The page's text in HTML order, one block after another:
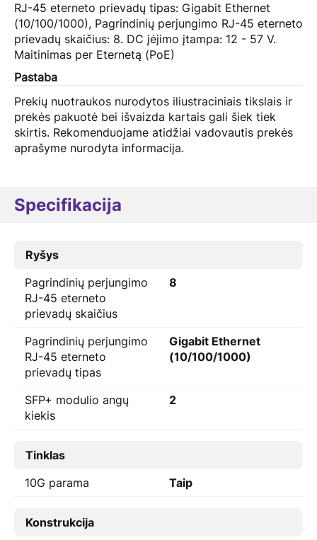
RJ-45 eterneto prievadų tipas: Gigabit Ethernet
(10/100/1000), Pagrindinių perjungimo RJ-45 eterneto
prievadų skaičius: 8. DC įėjimo įtampa: 12 - 57 V.
Maitinimas per Eternetą (PoE)
Pastaba
Prekių nuotraukos nurodytos iliustraciniais tikslais ir
prekės pakuotė bei išvaizda kartais gali šiek tiek
skirtis. Rekomenduojame atidžiai vadovautis prekės
aprašyme nurodyta informacija.
Specifikacija
Ryšys
Pagrindinių perjungimo
RJ-45 eterneto
prievadų skaičius
8
Pagrindinių perjungimo
RJ-45 eterneto
prievadų tipas
Gigabit Ethernet
(10/100/1000)
SFP+ modulio angų
kiekis
2
Tinklas
10G parama
Taip
Konstrukcija